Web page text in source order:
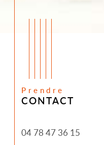
Prendre
CONTACT
04 78 47 36 15